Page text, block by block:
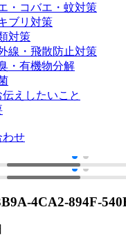
・コバエ・蚊対策
ブリ対策
対策
線・飛散防止対策
・有機物分解
えしたいこと
わせ
4CA2-894F-